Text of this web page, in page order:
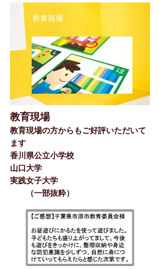
教育現場
教育現場の方からもご好評いただいて
ます
香川県公立小学校
山口大学
実践女子大学
（一部抜粋）